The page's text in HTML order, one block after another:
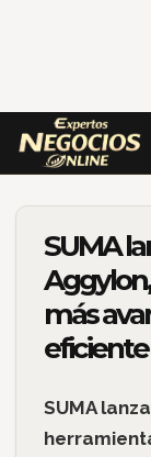
SUMA
más
SUMA